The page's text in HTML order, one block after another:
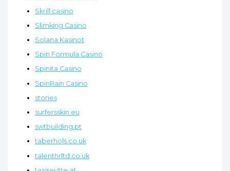
Skrill casino
Slimking Casino
Solana Kasinot
Spin Formula Casino
Spinita Casino
SpinRain Casino
stories
surfersskin.eu
swtbuilding.pt
taberhols.co.uk
talenthrltd.co.uk